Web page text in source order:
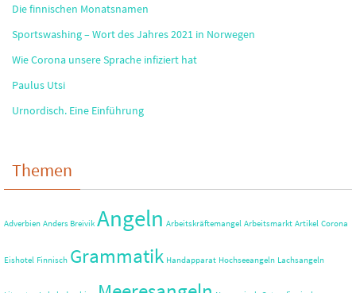
Die finnischen Monatsnamen
Sportswashing – Wort des Jahres 2021 in Norwegen
Wie Corona unsere Sprache infiziert hat
Paulus Utsi
Urnordisch. Eine Einführung
Themen
Adverbien Anders Breivik Angeln Arbeitskräftemangel Arbeitsmarkt Artikel Corona
Eishotel Finnisch Grammatik Handapparat Hochseeangeln Lachsangeln